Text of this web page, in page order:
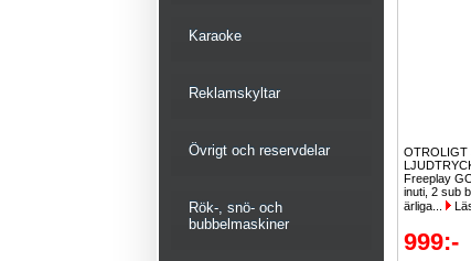
Karaoke
Reklamskyltar
Övrigt och reservdelar
Rök-, snö- och
bubbelmaskiner
OTROLIGT
Freeplay
inuti, 2 sub
ärliga...
999:-